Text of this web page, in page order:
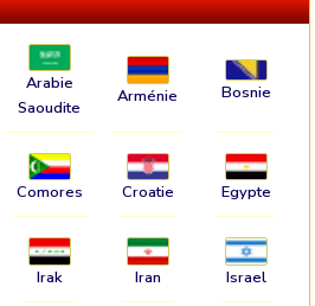
Arabie
Saoudite
Arménie Bosnie
Comores Croatie Egypte
Irak Iran Israel